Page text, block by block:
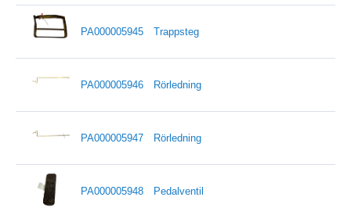
PA000005945 Trappsteg
PA000005946 Rörledning
PA000005947 Rörledning
PA000005948 Pedalventil